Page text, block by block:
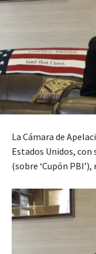
La Cámara de
Estados Unidos, con
(sobre ‘Cupón